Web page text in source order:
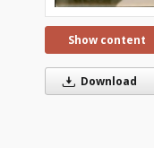
Show content
Download